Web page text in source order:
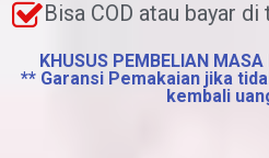
Bisa COD atau bayar
KHUSUS PEMBELIAN
** Garansi Pemakaian jika
kembali